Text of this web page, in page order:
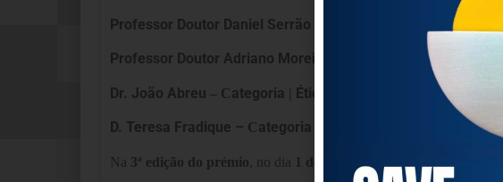
Professor Doutor Daniel Serrão Ciência e
Professor Doutor Adriano Moreira Politica e
Dr. João Abreu – C ategoria Ética e Saúde
D. Teresa Fradique – C ategoria
Na 3ª edição do prémio , no dia 1 de outubro de 2014